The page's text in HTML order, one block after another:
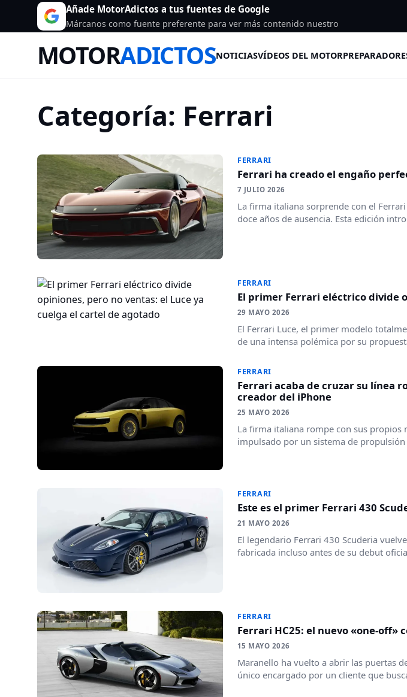
Añade MotorAdictos a tus fuentes de Google
Márcanos como fuente preferente para ver más contenido nuestro
MOTORADICTOSNOTICIASVÍDEOS DEL MOTOR
Categoría: Ferrari
FERRARI
Ferrari ha creado el engaño
7 JULIO 2026
La firma italiana sorprende con el
doce años de ausencia. Esta edición
FERRARI
El primer Ferrari eléctrico divide
29 MAYO 2026
El Ferrari Luce, el primer modelo
de una intensa polémica por su
FERRARI
Ferrari acaba de cruzar su línea
creador del iPhone
25 MAYO 2026
La firma italiana rompe con sus
impulsado por un sistema de
FERRARI
Este es el primer Ferrari 430
21 MAYO 2026
El legendario Ferrari 430 Scuderia
fabricada incluso antes de su debut
FERRARI
Ferrari HC25: el nuevo «one-off»
15 MAYO 2026
Maranello ha vuelto a abrir las puertas
único encargado por un cliente que